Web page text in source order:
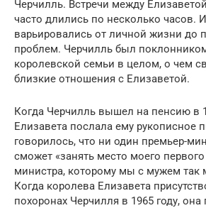
Черчилль. Встречи между
часто длились по несколько часов.
варьировались от личной жизни до
проблем. Черчилль был
королевской семьи в целом, о чем
близкие отношения с Елизаветой.
Когда Черчилль вышел на пенсию в
Елизавета послала ему рукописное
говорилось, что ни один премьер-
сможет «занять место моего
министра, которому мы с мужем так
Когда королева Елизавета
похоронах Черчилля в 1965 году,